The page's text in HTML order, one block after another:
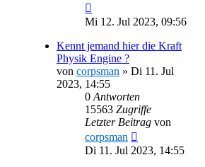
Mi 12. Jul 2023, 09:56
Kennt jemand hier die Kraft
Physik Engine ?
von corpsman » Di 11. Jul
2023, 14:55
0 Antworten
15563 Zugriffe
Letzter Beitrag von
corpsman
Di 11. Jul 2023, 14:55